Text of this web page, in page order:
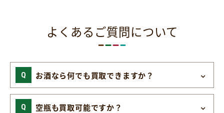
よくあるご質問について
お酒なら何でも買取できますか？
空瓶も買取可能ですか？